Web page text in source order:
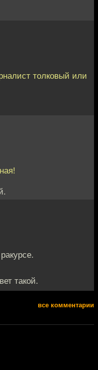
толковый или
такой.
все комментарии